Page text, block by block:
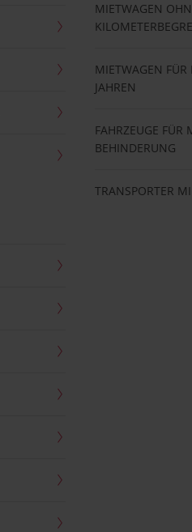
MIETWAGEN
MIETWAGEN FÜR
JAHREN
FAHRZEUGE FÜR
BEHINDERUNG
TRANSPORTER